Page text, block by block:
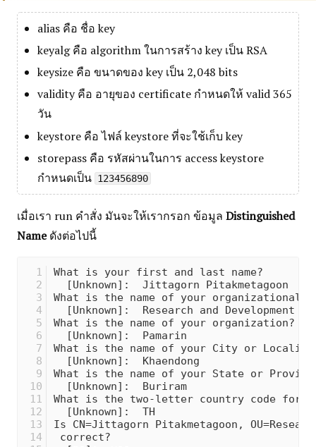
alias คือ ชื่อ key
keyalg คือ algorithm ในการสร้าง key เป็น RSA
keysize คือ ขนาดของ key เป็น 2,048 bits
validity คือ อายุของ certificate กำหนดให้ valid 365
วัน
keystore คือ ไฟล์ keystore ที่จะใช้เก็บ key
storepass คือ รหัสผ่านในการ access keystore
กำหนดเป็น 123456890
เมื่อเรา run คำสั่ง มันจะให้เรากรอก ข้อมูล Distinguished
Nameดังต่อไปนี้
What is your
[Unknown]:
What is the name
[Unknown]:
What is the
What is the
What is the name
What is the two-
Is CN=Jittagorn Pitakmetagoon,